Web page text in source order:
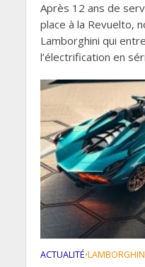
Après 12 ans de
place à la Revuelto,
Lamborghini qui
l’électrification en
ACTUALITÉ•